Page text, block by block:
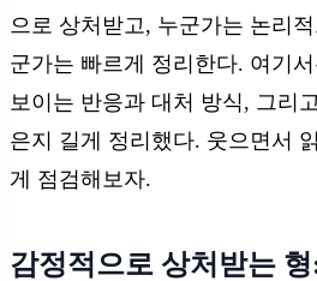
으로 상처받고, 누군가는 논리
군가는 빠르게 정리한다. 여기
보이는 반응과 대처 방식, 그리
은지 길게 정리했다. 웃으면서
게 점검해보자.
감정적으로 상처받는